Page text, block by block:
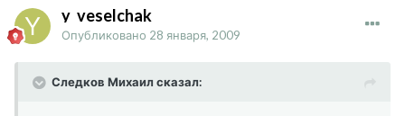
y_veselchak
Опубликовано 28 января, 2009
Следков Михаил сказал: